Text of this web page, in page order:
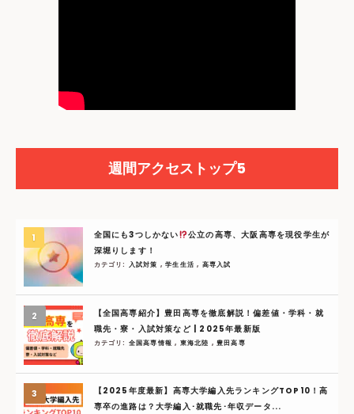
週間アクセストップ5
全国にも3つしかない
公立の高専、大阪高専を現役学生が
深堀りします！
カテゴリ: 入試対策 ,学生生活, 高専入試
【全国高専紹介】豊田高専を徹底解説！偏差値・学科・就
職先・寮・入試対策など | 2025年最新版
カテゴリ: 全国高専情報, 東海北陸 ,豊田高専
【2025年度最新】高専大学編入先ランキングTOP10！高
専卒の進路は？大学編入･就職先･年収データ...